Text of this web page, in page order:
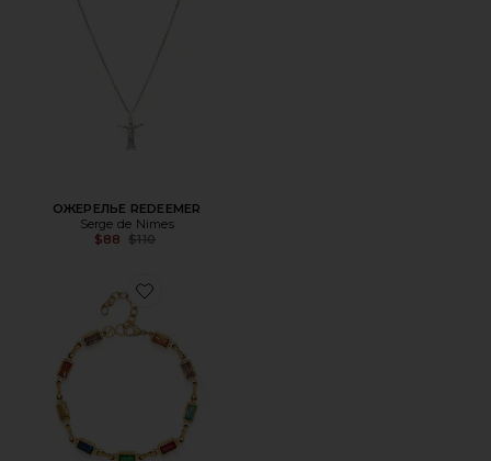
ОЖЕРЕЛЬЕ REDEEMER
Serge de Nimes
$88 Previous price:
$110
Favorite БРАСЛЕТ RECTANGLE